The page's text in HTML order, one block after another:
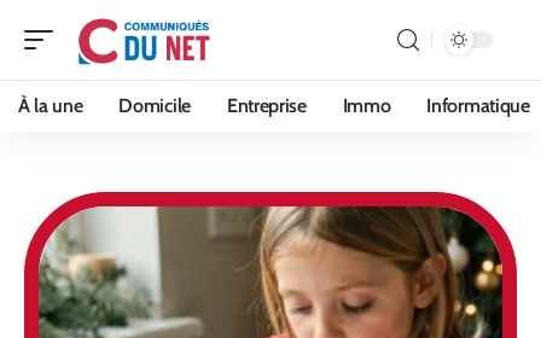
À la une Domicile Entreprise Immo Informatique